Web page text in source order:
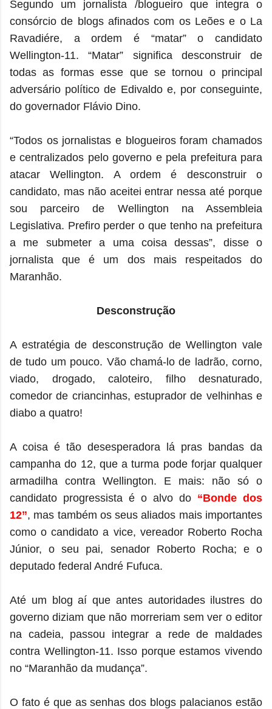
Segundo um jornalista /blogueiro que integra o
consórcio de blogs afinados com os Leões e o La
Ravadiére, a ordem é “matar” o candidato
Wellington-11. “Matar” significa desconstruir de
todas as formas esse que se tornou o principal
adversário político de Edivaldo e, por conseguinte,
do governador Flávio Dino.
“Todos os jornalistas e blogueiros foram chamados
e centralizados pelo governo e pela prefeitura para
atacar Wellington. A ordem é desconstruir o
candidato, mas não aceitei entrar nessa até porque
sou parceiro de Wellington na Assembleia
Legislativa. Prefiro perder o que tenho na prefeitura
a me submeter a uma coisa dessas”, disse o
jornalista que é um dos mais respeitados do
Maranhão.
Desconstrução
A estratégia de desconstrução de Wellington vale
de tudo um pouco. Vão chamá-lo de ladrão, corno,
viado, drogado, caloteiro, filho desnaturado,
comedor de criancinhas, estuprador de velhinhas e
diabo a quatro!
A coisa é tão desesperadora lá pras bandas da
campanha do 12, que a turma pode forjar qualquer
armadilha contra Wellington. E mais: não só o
candidato progressista é o alvo do “Bonde dos
12”, mas também os seus aliados mais importantes
como o candidato a vice, vereador Roberto Rocha
Júnior, o seu pai, senador Roberto Rocha; e o
deputado federal André Fufuca.
Até um blog aí que antes autoridades ilustres do
governo diziam que não morreriam sem ver o editor
na cadeia, passou integrar a rede de maldades
contra Wellington-11. Isso porque estamos vivendo
no “Maranhão da mudança”.
O fato é que as senhas dos blogs palacianos estão